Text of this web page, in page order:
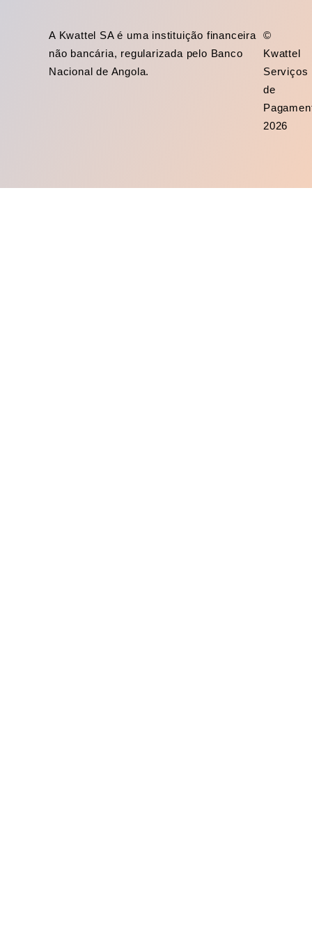
A Kwattel SA é uma instituição financeira
não bancária, regularizada pelo Banco
Nacional de Angola.
©
Kwattel
Serviços
de
2026